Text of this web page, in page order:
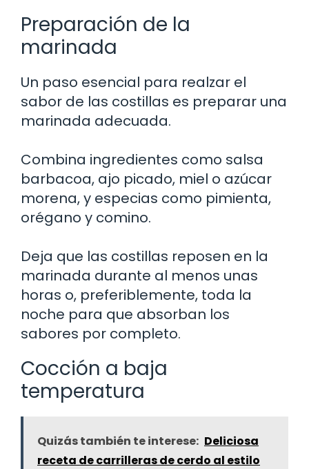
Preparación de la
marinada
Un paso esencial para realzar el
sabor de las costillas es preparar una
marinada adecuada.
Combina ingredientes como salsa
barbacoa, ajo picado, miel o azúcar
morena, y especias como pimienta,
orégano y comino.
Deja que las costillas reposen en la
marinada durante al menos unas
horas o, preferiblemente, toda la
noche para que absorban los
sabores por completo.
Cocción a baja
temperatura
Quizás también te interese: Deliciosa
receta de carrilleras de cerdo al estilo